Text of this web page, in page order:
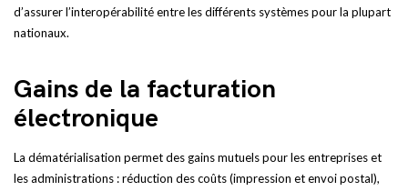
d’assurer l’interopérabilité entre les différents systèmes pour la plupart
nationaux.
Gains de la facturation
électronique
La dématérialisation permet des gains mutuels pour les entreprises et
les administrations : réduction des coûts (impression et envoi postal),